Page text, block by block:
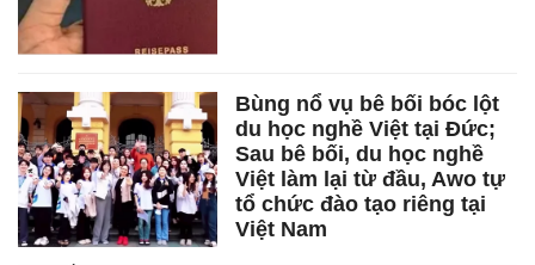
Bùng nổ vụ bê bối bóc lột
du học nghề Việt tại Đức;
Sau bê bối, du học nghề
Việt làm lại từ đầu, Awo tự
tổ chức đào tạo riêng tại
Việt Nam